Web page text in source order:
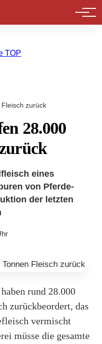
zurück
28.000
eines
von Pferde-
der letzten
rund 28.000
zurückbeordert, das
vermischt
müsse die gesamte